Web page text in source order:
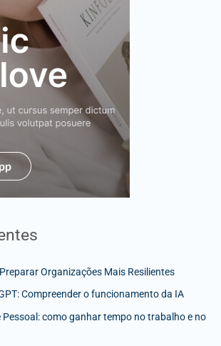
Organizações Mais Resilientes
Compreender o funcionamento da IA
como ganhar tempo no trabalho e no